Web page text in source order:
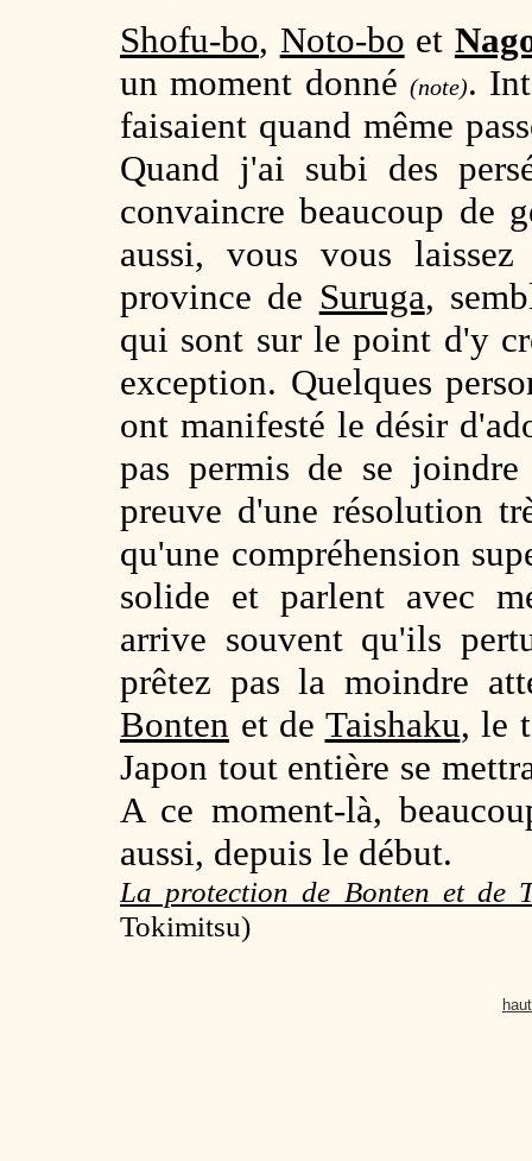
Shofu-bo, Noto-bo et
un moment donné (note).
faisaient quand même
Quand j'ai subi des
convaincre beaucoup de
aussi, vous vous
province de Suruga,
qui sont sur le point d'y
exception. Quelques
ont manifesté le désir
pas permis de se
preuve d'une résolution
qu'une compréhension
solide et parlent avec
arrive souvent qu'ils
prêtez pas la moindre
Bonten et de Taishaku, le
Japon tout entière se
A ce moment-là,
aussi, depuis le début.
La protection de Bonten et de
Tokimitsu)